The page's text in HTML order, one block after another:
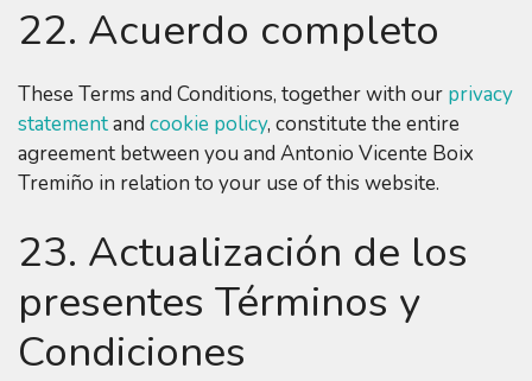
22. Acuerdo completo
These Terms and Conditions, together with our privacy
statementand cookie policy, constitute the entire
agreement between you and Antonio Vicente Boix
Tremiño in relation to your use of this website.
23. Actualización de los
presentes Términos y
Condiciones